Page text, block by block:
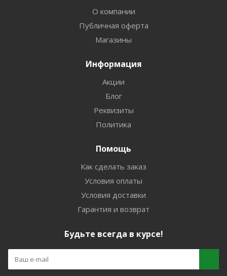
О компании
Публичная оферта
Магазины
Информация
Акции
Блог
Реквизиты
Политика
Помощь
Как сделать заказ
Условия оплаты
Условия доставки
Гарантия и возврат
Будьте всегда в курсе!